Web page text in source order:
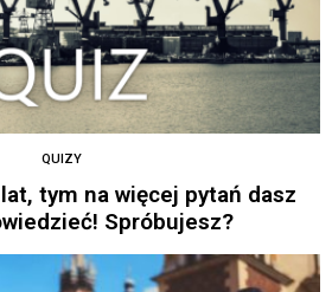
QUIZY
tym na więcej pytań dasz
Spróbujesz?